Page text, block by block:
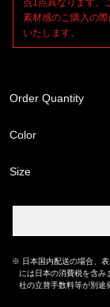
点1点異なります。
素材感のご購入の
いたします。
Order Quantity
Color
Size
※ 日本国内配送の場合、
には日本の消費税を含み
社の立替手数料等が別途